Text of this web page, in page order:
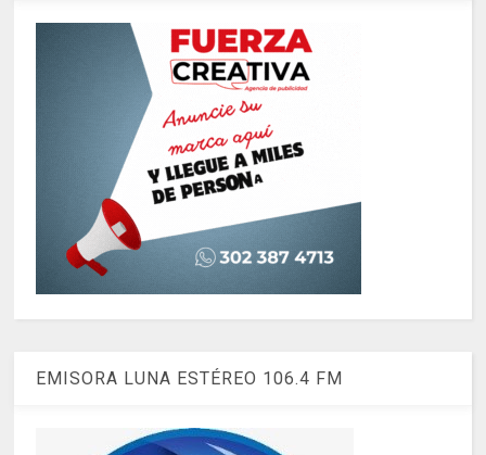
EMISORA LUNA ESTÉREO 106.4 FM